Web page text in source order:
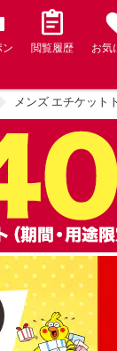
ン 閲覧履歴 お気
メンズ エチケット